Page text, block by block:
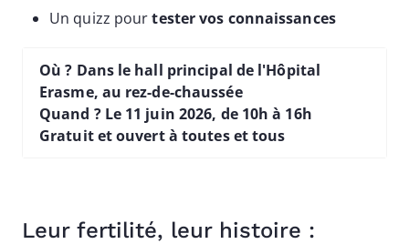
Un quizz pourtester vos connaissances
Où ? Dans le hall principal de l'Hôpital
Erasme, au rez-de-chaussée
Quand ? Le 11 juin 2026, de 10h à 16h
Gratuit et ouvert à toutes et tous
Leur fertilité, leur histoire :